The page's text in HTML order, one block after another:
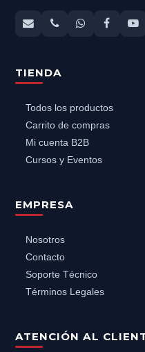
TIENDA
Todos los productos
Carrito de compras
Mi cuenta B2B
Cursos y Eventos
EMPRESA
Nosotros
Contacto
Soporte Técnico
Términos Legales
ATENCIÓN AL